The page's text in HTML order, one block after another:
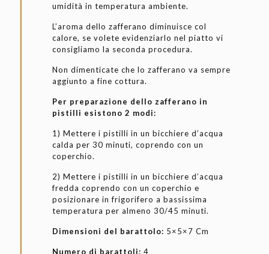
umidità in temperatura ambiente.
L’aroma dello zafferano diminuisce col
calore, se volete evidenziarlo nel piatto vi
consigliamo la seconda procedura.
Non dimenticate che lo zafferano va sempre
aggiunto a fine cottura.
Per preparazione dello zafferano in
pistilli esistono 2 modi:
1) Mettere i pistilli in un bicchiere d’acqua
calda per 30 minuti, coprendo con un
coperchio.
2) Mettere i pistilli in un bicchiere d’acqua
fredda coprendo con un coperchio e
posizionare in frigorifero a bassissima
temperatura per almeno 30/45 minuti.
Dimensioni del barattolo: 5×5×7 Cm
Numero di barattoli: 4